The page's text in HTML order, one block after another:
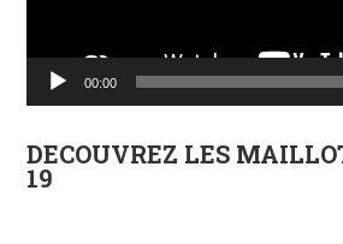
00:00
DECOUVREZ LES
19